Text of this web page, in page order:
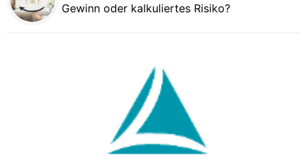
Gewinn oder kalkuliertes Risiko?